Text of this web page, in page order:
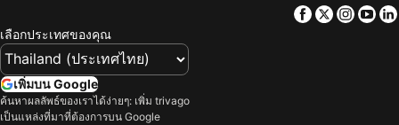
Facebook
Twitter
เลือกประเทศของคุณ
เพิ่มบน Google
ค้นหาผลลัพธ์ของเราได้ง่ายๆ: เพิ่ม trivago
เป็นแหล่งที่มาที่ต้องการบน Google